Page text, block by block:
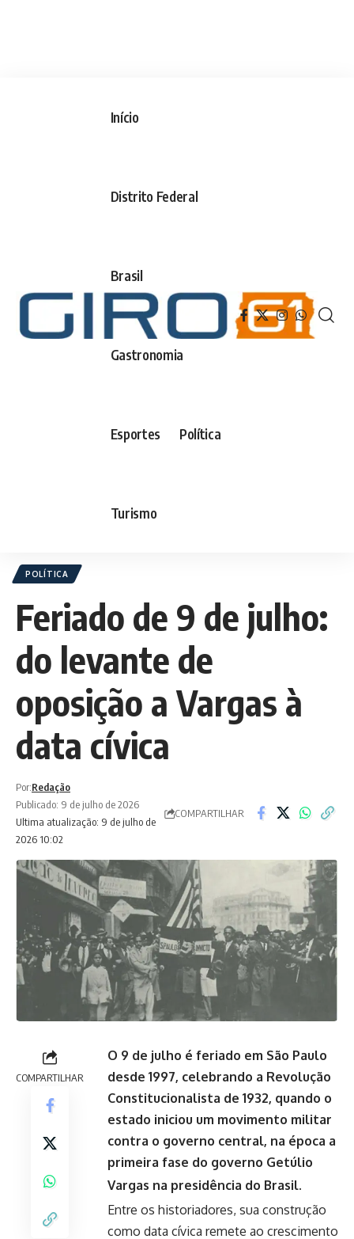
Início
Distrito Federal
Brasil
Gastronomia
Esportes Política
Turismo
POLÍTICA
Feriado de 9 de julho:
do levante de
oposição a Vargas à
data cívica
Ultima atualização: 9 de julho de
2026 10:02
Por:Redação
Publicado: 9 de julho de 2026
COMPARTILHAR
COMPARTILHAR
O 9 de julho é feriado em São Paulo
desde 1997, celebrando a Revolução
Constitucionalista de 1932, quando o
estado iniciou um movimento militar
contra o governo central, na época a
primeira fase do governo Getúlio
Vargas na presidência do Brasil.
Entre os historiadores, sua construção
como data cívica remete ao crescimento